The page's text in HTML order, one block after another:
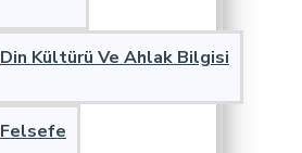
Din Kültürü Ve Ahlak Bilgisi
Felsefe